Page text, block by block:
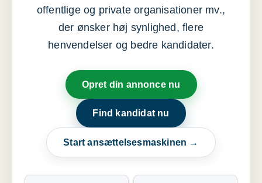
offentlige og private organisationer mv.,
der ønsker høj synlighed, flere
henvendelser og bedre kandidater.
Opret din annonce nu
Find kandidat nu
Start ansættelsesmaskinen →